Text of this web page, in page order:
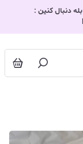
دنبال کنین :